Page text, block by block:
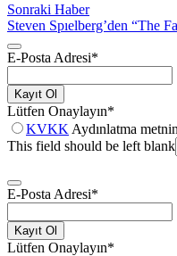
Sonraki Haber
Steven Spıelberg’den “The
E-Posta Adresi*
Kayıt Ol
Lütfen Onaylayın*
KVKK Aydınlatma
This field should be left blank
E-Posta Adresi*
Kayıt Ol
Lütfen Onaylayın*